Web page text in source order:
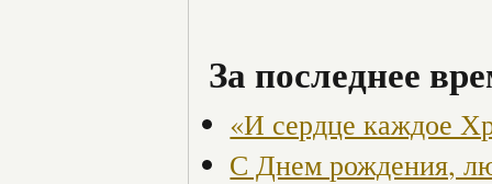
За последнее
«И сердце каждое
С Днем рождения,